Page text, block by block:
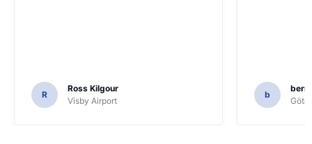
R
Ross Kilgour
Visby Airport
b